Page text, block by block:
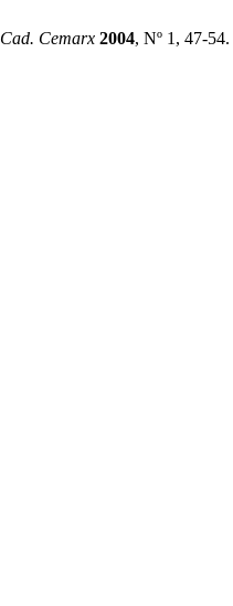
Cad. Cemarx 2004, Nº 1, 47-54.